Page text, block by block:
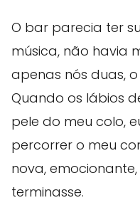
O bar parecia ter
música, não havia
apenas nós duas,
Quando os lábios
pele do meu colo,
percorrer o meu
nova,
terminasse.